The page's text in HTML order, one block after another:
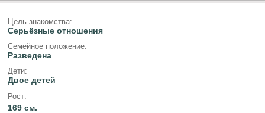
Цель знакомства:
Серьёзные отношения
Семейное положение:
Разведена
Дети:
Двое детей
Рост:
169 см.